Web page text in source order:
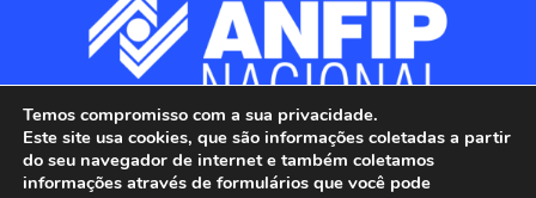
Temos compromisso com a sua privacidade.
Este site usa cookies, que são informações coletadas a partir
do seu navegador de internet e também coletamos
informações através de formulários que você pode